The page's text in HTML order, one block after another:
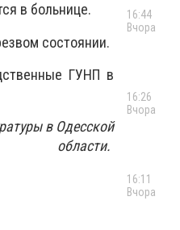
в больнице.
состоянии.
ГУНП в
в Одесской
области.
16:44
Вчора
16:26
Вчора
16:11
Вчора